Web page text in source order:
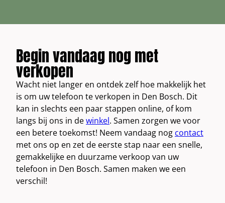
Begin vandaag nog met
verkopen
Wacht niet langer en ontdek zelf hoe makkelijk het
is om uw telefoon te verkopen in Den Bosch. Dit
kan in slechts een paar stappen online, of kom
langs bij ons in dewinkel. Samen zorgen we voor
een betere toekomst! Neem vandaag nog contact
met ons op en zet de eerste stap naar een snelle,
gemakkelijke en duurzame verkoop van uw
telefoon in Den Bosch. Samen maken we een
verschil!